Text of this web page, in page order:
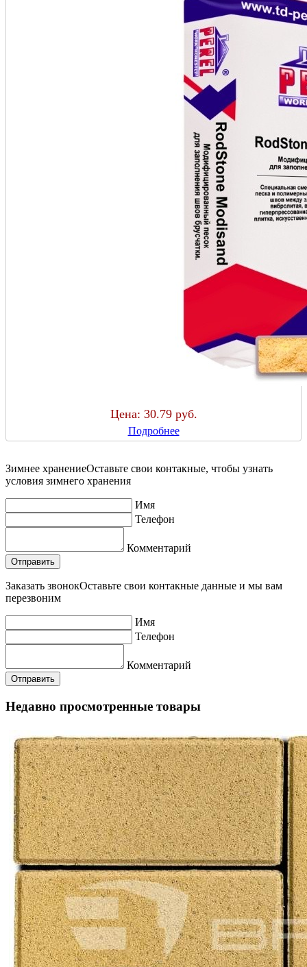
Цена: 30.79 руб.
Подробнее
Зимнее хранениеОставьте свои контакные, чтобы узнать
условия зимнего хранения
Имя
Телефон
Комментарий
Заказать звонокОставьте свои контакные данные и мы вам
перезвоним
Имя
Телефон
Комментарий
Недавно просмотренные товары